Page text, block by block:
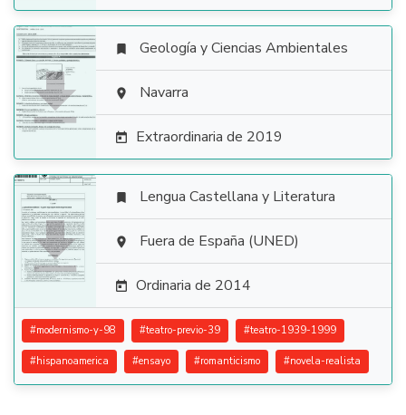

 Geología y Ciencias Ambientales
 Navarra
 Extraordinaria de 2019

 Lengua Castellana y Literatura
 Fuera de España (UNED)
 Ordinaria de 2014
#modernismo-y-98 #teatro-previo-39 #teatro-1939-1999
#hispanoamerica #ensayo #romanticismo #novela-realista